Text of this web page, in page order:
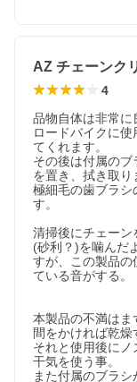
AZ チェーンク
4
品物自体は非常に
ロードバイクに
てくれます。
その後は付属の
を置き、拭き取り
極細毛の歯ブラシ
す。
清掃後にチェーン
(砂利？)を噛んだ
すが、この製品の
ている音がする。
本製品の不満はま
間をかければ乾燥
それと使用後に
干気を使う事。
また付属のブラシ